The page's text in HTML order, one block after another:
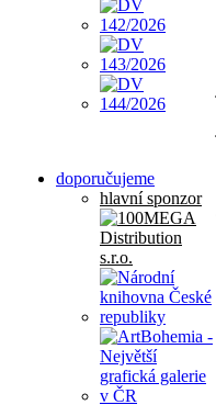
doporučujeme
hlavní sponzor